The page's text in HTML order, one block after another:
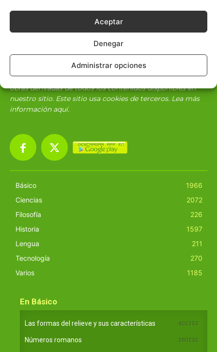
Aceptar
Denegar
Administrar opciones
escuelapedia
Nuestros articulos son redactados y publicados bajo
licencia de uso libre. El usuario puede reproducir y hacer
obras derivadas de todos los contenidos disponibles en
nuestro sitio. Este sitio usa cookies de terceros. Lea más
información aquí.
Básico
1966
Ciencias
2072
Filosofía
226
Historia
1597
Lengua
211
Tecnología
270
Varios
1185
En Básico
Las formas del relieve y sus características 402252
Números romanos 260232